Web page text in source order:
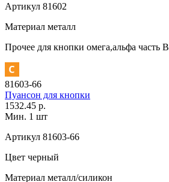
Артикул 81602
Материал металл
Прочее для кнопки омега,альфа часть В
81603-66
Пуансон для кнопки
1532.45 р.
Мин. 1 шт
Артикул 81603-66
Цвет черный
Материал металл/силикон